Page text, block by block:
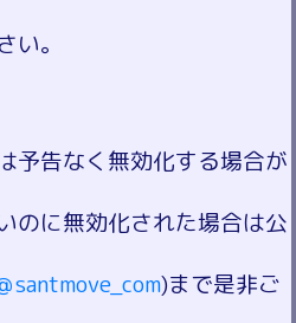
。
予告なく無効化する場合が
のに無効化された場合は公
santmove_com)まで是非ご